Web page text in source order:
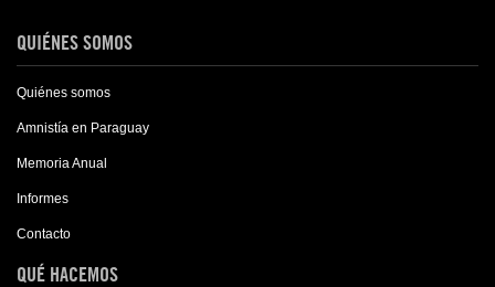
QUIÉNES SOMOS
Quiénes somos
Amnistía en Paraguay
Memoria Anual
Informes
Contacto
QUÉ HACEMOS